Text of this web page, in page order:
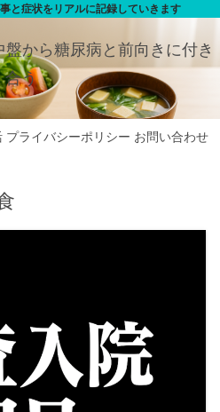
と症状をリアルに記録していきます
から糖尿病と前向きに付き
合う
プライバシーポリシー お問い合わせ